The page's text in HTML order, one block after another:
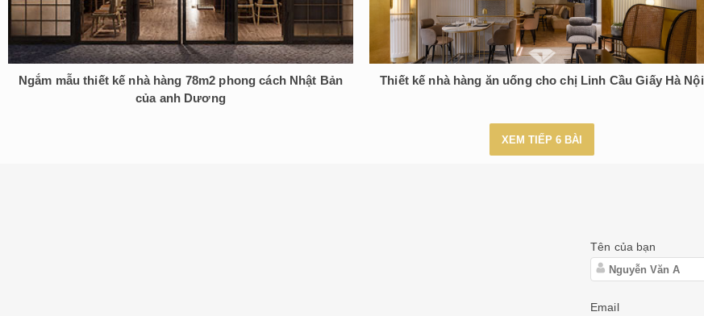
Ngắm mẫu thiết kế nhà hàng 78m2 phong cách Nhật Bản
của anh Dương
Thiết kế nhà hàng ăn uống cho chị Linh Cầu Giấy Hà Nội
XEM TIẾP 6 BÀI
Tên của bạn
Email